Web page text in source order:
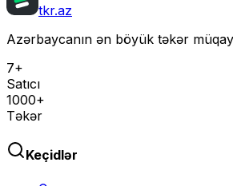
tkr.az
Azərbaycanın ən böyük təkər
7+
Satıcı
1000+
Təkər
Keçidlər